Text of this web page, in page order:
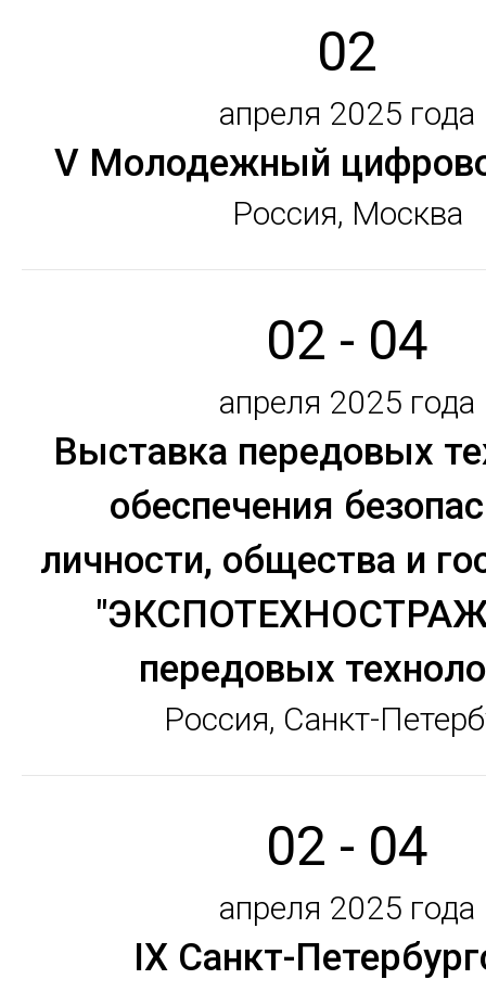
02
апреля 2025 года
V Молодежный
Россия, Москва
02 - 04
апреля 2025 года
Выставка передовых
обеспечения
личности, общества и
передовых
Россия, Санкт-
02 - 04
апреля 2025 года
IX Санкт-